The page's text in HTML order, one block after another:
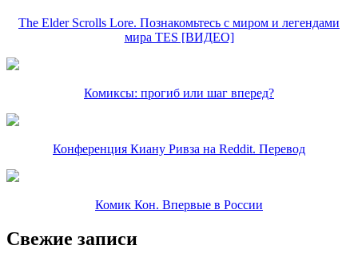
The Elder Scrolls Lore. Познакомьтесь с миром и легендами
мира TES [ВИДЕО]
Комиксы: прогиб или шаг вперед?
Конференция Киану Ривза на Reddit. Перевод
Комик Кон. Впервые в России
Свежие записи